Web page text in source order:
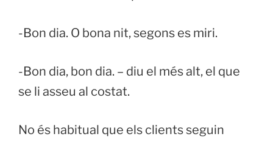
-Bon dia. O bona nit, segons es miri.
-Bon dia, bon dia. – diu el més alt, el que
se li asseu al costat.
No és habitual que els clients seguin